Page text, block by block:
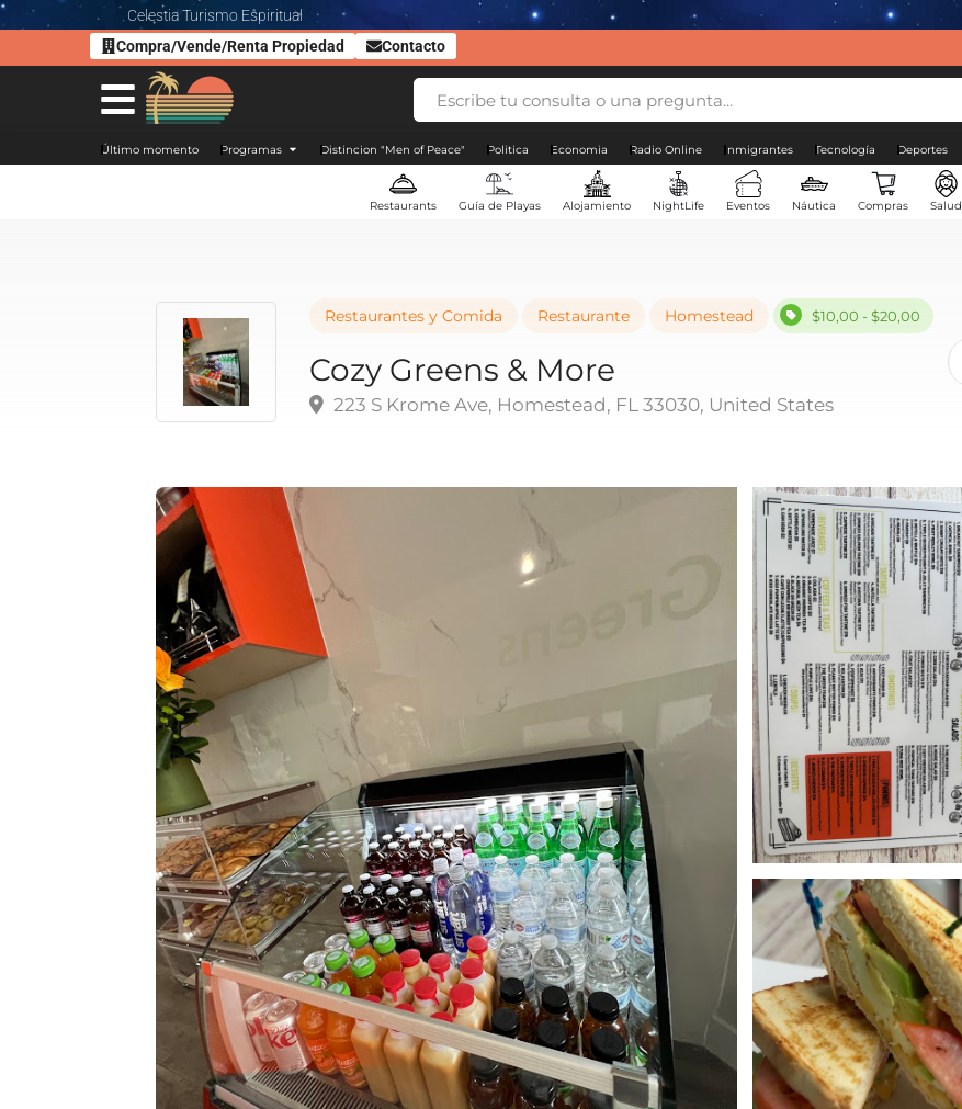
Celestia Turismo Espiritual
Compra/Vende/Renta Propiedad
Contacto
Último momento Programas Distincion "Men of Peace" Politica Economia Radio Online Inmigrantes Tecnología Deportes
Restaurants Guía de Playas Alojamiento NightLife Eventos Náutica Compras Salud
Restaurantes y Comida Restaurante Homestead $10,00 - $20,00
Cozy Greens & More
223 S Krome Ave, Homestead, FL 33030, United States